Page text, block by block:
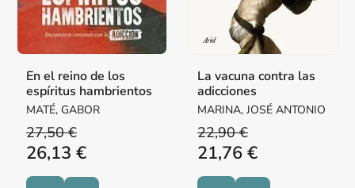
En el reino de los
espíritus hambrientos
MATÉ, GABOR
27,50 €
26,13 €
La vacuna contra las
adicciones
MARINA, JOSÉ ANTONIO
22,90 €
21,76 €